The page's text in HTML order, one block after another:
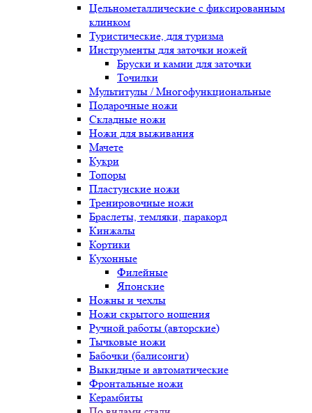
Цельнометаллические с фиксированным
клинком
Туристические, для туризма
Инструменты для заточки ножей
Бруски и камни для заточки
Точилки
Мультитулы / Многофункциональные
Подарочные ножи
Складные ножи
Ножи для выживания
Мачете
Кукри
Топоры
Пластунские ножи
Тренировочные ножи
Браслеты, темляки, паракорд
Кинжалы
Кортики
Кухонные
Филейные
Японские
Ножны и чехлы
Ножи скрытого ношения
Ручной работы (авторские)
Тычковые ножи
Бабочки (балисонги)
Выкидные и автоматические
Фронтальные ножи
Керамбиты